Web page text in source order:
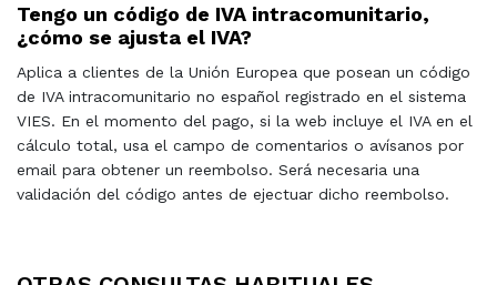
Tengo un código de IVA intracomunitario,
¿cómo se ajusta el IVA?
Aplica a clientes de la Unión Europea que posean un código
de IVA intracomunitario no español registrado en el sistema
VIES. En el momento del pago, si la web incluye el IVA en el
cálculo total, usa el campo de comentarios o avísanos por
email para obtener un reembolso. Será necesaria una
validación del código antes de ejectuar dicho reembolso.